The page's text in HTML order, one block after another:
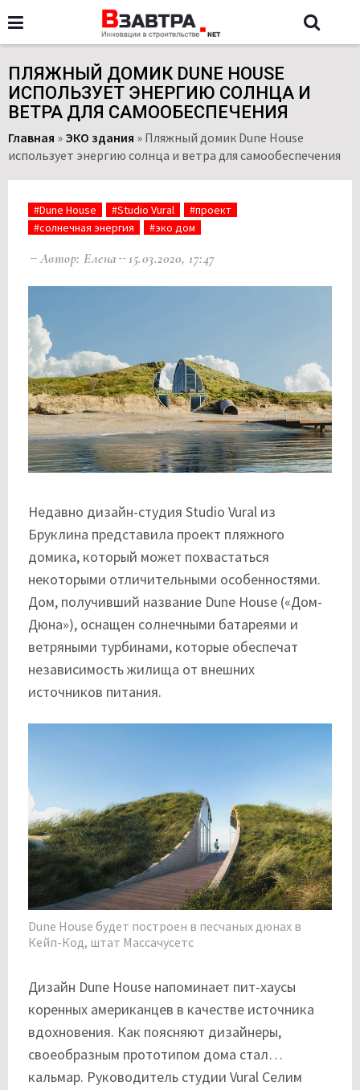
ПЛЯЖНЫЙ ДОМИК DUNE HOUSE
ИСПОЛЬЗУЕТ ЭНЕРГИЮ СОЛНЦА И
ВЕТРА ДЛЯ САМООБЕСПЕЧЕНИЯ
Главная » ЭКО здания » Пляжный домик Dune House
использует энергию солнца и ветра для самообеспечения
#Dune House #Studio Vural
#проект
#солнечная энергия
#эко дом
Автор: Елена 15.03.2020, 17:47
Недавно дизайн-студия Studio Vural из
Бруклина представила проект пляжного
домика, который может похвастаться
некоторыми отличительными особенностями.
Дом, получивший название Dune House («Дом-
Дюна»), оснащен солнечными батареями и
ветряными турбинами, которые обеспечат
независимость жилища от внешних
источников питания.
Dune House будет построен в песчаных дюнах в
Кейп-Код, штат Массачусетс
Дизайн Dune House напоминает пит-хаусы
коренных американцев в качестве источника
вдохновения. Как поясняют дизайнеры,
своеобразным прототипом дома стал…
кальмар. Руководитель студии Vural Селим